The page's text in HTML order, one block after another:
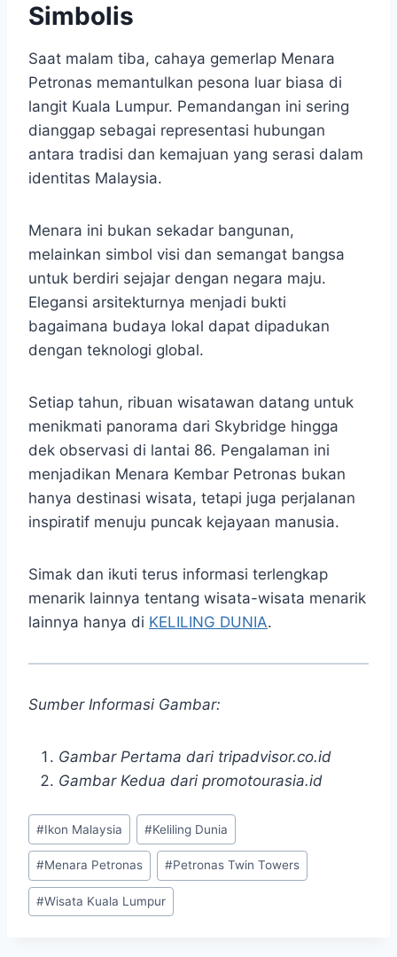
Simbolis
Saat malam tiba, cahaya gemerlap Menara
Petronas memantulkan pesona luar biasa di
langit Kuala Lumpur. Pemandangan ini sering
dianggap sebagai representasi hubungan
antara tradisi dan kemajuan yang serasi dalam
identitas Malaysia.​
Menara ini bukan sekadar bangunan,
melainkan simbol visi dan semangat bangsa
untuk berdiri sejajar dengan negara maju.
Elegansi arsitekturnya menjadi bukti
bagaimana budaya lokal dapat dipadukan
dengan teknologi global.
Setiap tahun, ribuan wisatawan datang untuk
menikmati panorama dari Skybridge hingga
dek observasi di lantai 86. Pengalaman ini
menjadikan Menara Kembar Petronas bukan
hanya destinasi wisata, tetapi juga perjalanan
inspiratif menuju puncak kejayaan manusia.
Simak dan ikuti terus informasi terlengkap
menarik lainnya tentang wisata-wisata menarik
lainnya hanya di KELILING DUNIA.
Sumber Informasi Gambar:
Gambar Pertama dari tripadvisor.co.id
Gambar Kedua dari promotourasia.id
Post
Tags:
#Ikon Malaysia #Keliling Dunia
#Menara Petronas #Petronas Twin Towers
#Wisata Kuala Lumpur